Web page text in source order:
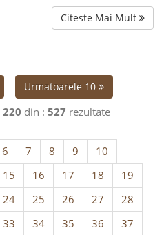
Citeste Mai Mult
Urmatoarele 10
220 din : 527 rezultate
6 7 8 9
10
15 16 17 18
19
24 25 26 27
28
33 34 35 36
37